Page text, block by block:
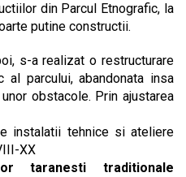
din Parcul Etnografic, la
putine constructii.
s-a realizat o restructurare
al parcului, abandonata insa
obstacole. Prin ajustarea
instalatii tehnice si ateliere
XX
taranesti traditionale